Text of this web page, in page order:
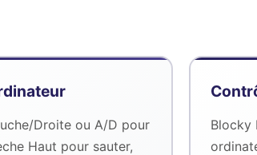
Droite ou A/D pour
Haut pour sauter,
Blocky